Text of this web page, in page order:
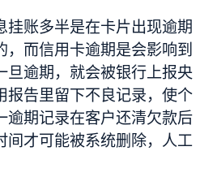
挂账多半是在卡片出现逾期
，而信用卡逾期是会影响到
旦逾期，就会被银行上报央
报告里留下不良记录，使个
逾期记录在客户还清欠款后
间才可能被系统删除，人工